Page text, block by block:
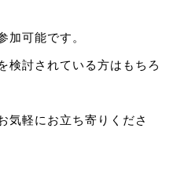
加可能です。
検討されている方はもちろ
気軽にお立ち寄りくださ